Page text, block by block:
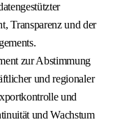
Transparenz und der
zur Abstimmung
und regionaler
und
und Wachstum